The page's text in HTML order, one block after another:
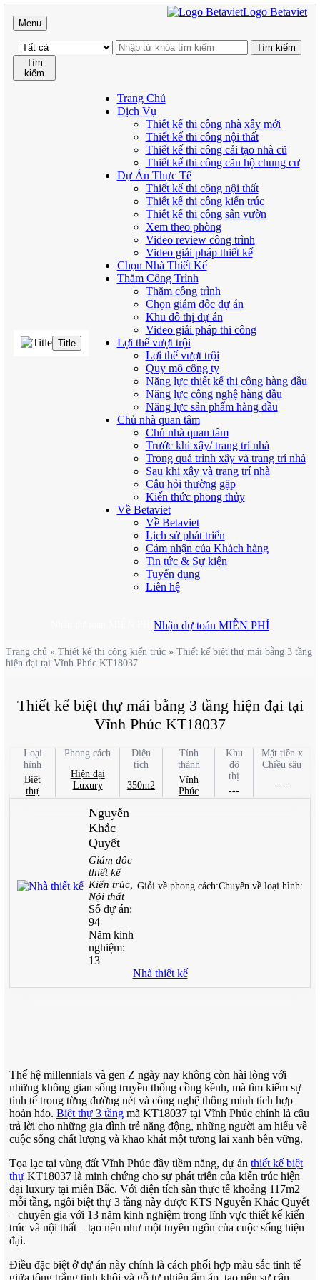
Menu
Logo Betaviet
Tìm
kiếm
Title
Trang Chủ
Dịch Vụ
Thiết kế thi công nhà xây mới
Thiết kế thi công nội thất
Thiết kế thi công cải tạo nhà cũ
Thiết kế thi công căn hộ chung cư
Dự Án Thực Tế
Thiết kế thi công nội thất
Thiết kế thi công kiến trúc
Thiết kế thi công sân vườn
Xem theo phòng
Video review công trình
Video giải pháp thiết kế
Chọn Nhà Thiết Kế
Thăm Công Trình
Thăm công trình
Chọn giám đốc dự án
Khu đô thị dự án
Video giải pháp thi công
Lợi thế vượt trội
Lợi thế vượt trội
Quy mô công ty
Năng lực thiết kế thi công hàng đầu
Năng lực công nghệ hàng đầu
Năng lực sản phẩm hàng đầu
Chủ nhà quan tâm
Chủ nhà quan tâm
Trước khi xây/ trang trí nhà
Trong quá trình xây và trang trí nhà
Sau khi xây và trang trí nhà
Câu hỏi thường gặp
Kiến thức phong thủy
Về Betaviet
Về Betaviet
Lịch sử phát triển
Cảm nhận của Khách hàng
Tin tức & Sự kiện
Tuyển dụng
Liên hệ
Nhận dự toán MIỄN PHÍ
Trang chủ » Thiết kế thi công kiến trúc » Thiết kế biệt thự mái bằng 3 tầng
hiện đại tại Vĩnh Phúc KT18037
Thiết kế biệt thự mái bằng 3 tầng hiện đại tại
Vĩnh Phúc KT18037
Loại
hình
Biệt
thự
Phong cách
Hiện đại
Luxury
Diện
tích
350m2
Tỉnh
thành
Vĩnh
Phúc
Khu
đô
thị
---
Mặt tiền x
Chiều sâu
----
Nguyễn
Khắc
Quyết
Giám đốc
thiết kế
Kiến trúc,
Nội thất
Số dự án:
94
Năm kinh
nghiệm:
13
Giỏi về phong cách:Chuyên về loại hình:
Nhà thiết kế
Thế hệ millennials và gen Z ngày nay không còn hài lòng với
những không gian sống truyền thống cồng kềnh, mà tìm kiếm sự
tinh tế trong từng đường nét và công nghệ thông minh tích hợp
hoàn hảo. Biệt thự 3 tầng mã KT18037 tại Vĩnh Phúc chính là câu
trả lời cho những gia đình trẻ năng động, những người am hiểu về
cuộc sống chất lượng và khao khát một tương lai xanh bền vững.
Tọa lạc tại vùng đất Vĩnh Phúc đầy tiềm năng, dự án thiết kế biệt
thự KT18037 là minh chứng cho sự phát triển của kiến trúc hiện
đại luxury tại miền Bắc. Với diện tích sàn thực tế khoảng 117m2
mỗi tầng, ngôi biệt thự 3 tầng này được KTS Nguyễn Khác Quyết
– chuyên gia với 13 năm kinh nghiệm trong lĩnh vực thiết kế kiến
trúc và nội thất – tạo nên như một tuyên ngôn của cuộc sống hiện
đại.
Điều đặc biệt ở dự án này chính là cách phối hợp màu sắc tinh tế
giữa tông trắng tinh khôi và gỗ tự nhiên ấm áp, tạo nên sự cân